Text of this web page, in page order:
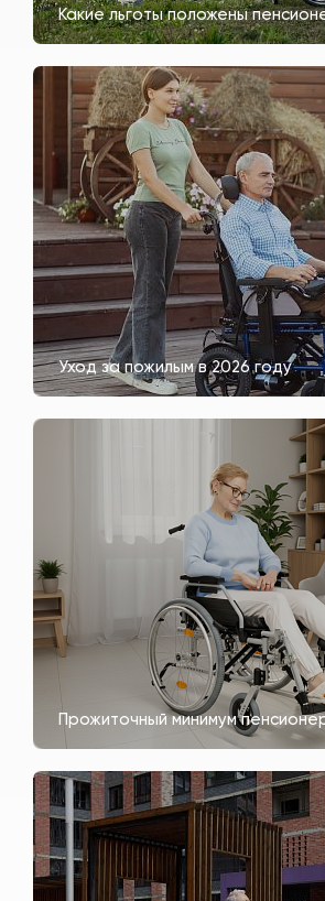
Какие льготы положены
Уход за пожилым в 2026 году
Прожиточный минимум